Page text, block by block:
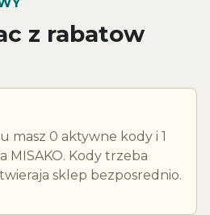
z rabatow
masz 0 aktywne kody i 1
MISAKO. Kody trzeba
sklep bezposrednio.